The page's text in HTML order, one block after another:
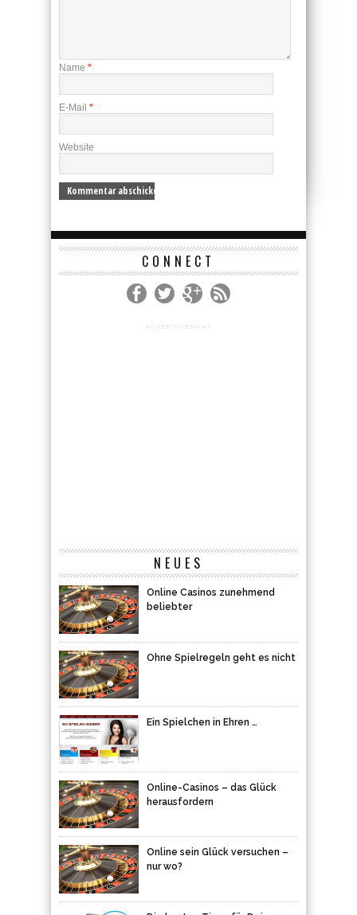
Name *
E-Mail *
Website
CONNECT
ADVERTISEMENT
NEUES
Online Casinos zunehmend
beliebter
Ohne Spielregeln geht es nicht
Ein Spielchen in Ehren …
Online-Casinos – das Glück
herausfordern
Online sein Glück versuchen –
nur wo?